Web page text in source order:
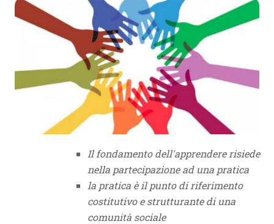
Il fondamento dell'apprendere risiede
nella partecipazione ad una pratica
la pratica è il punto di riferimento
costitutivo e strutturante di una
comunità sociale